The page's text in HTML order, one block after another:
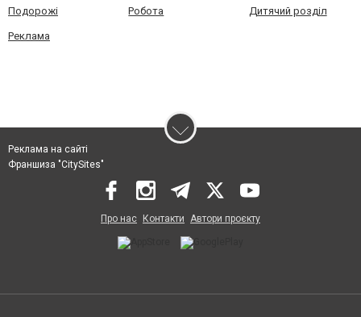
Подорожі Робота Дитячий розділ
Реклама
Реклама на сайті
Франшиза "CitySites"
Про нас Контакти Автори проєкту